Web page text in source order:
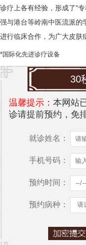
诊疗上各有经验，形成了"
强与港台等岭南中医流派的
进行临床合作，为广大皮肤
*国际化先进诊疗设备
30
温馨提示： 本网站
诊请提前预约，免
就诊姓名：
手机号码：
预约时间：
预约病种：